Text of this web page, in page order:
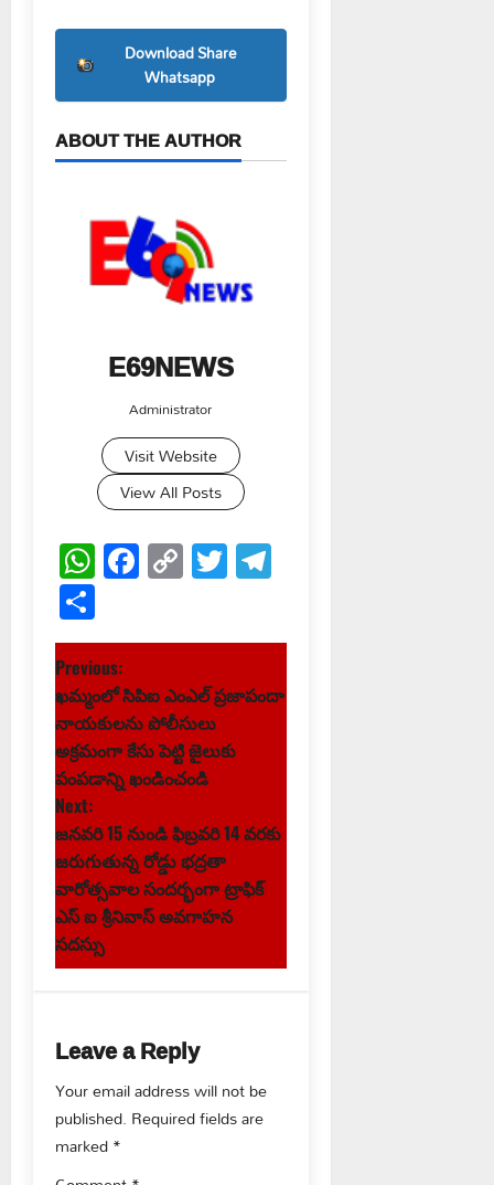
Download Share
Whatsapp
ABOUT THE AUTHOR
E69NEWS
Administrator
Visit Website
View All Posts
WhatsApp
Facebook
Copy
Link
Twitter
P
o
s
t
n
a
v
g
a
t
Previous:
ఖమ్మంలో సిపిఐ ఎంఎల్ ప్రజాపందా
నాయకులను పోలీసులు
అక్రమంగా కేసు పెట్టి జైలుకు
పంపడాన్ని ఖండించండి
Next:
జనవరి 15 నుండి ఫిబ్రవరి 14 వరకు
జరుగుతున్న రోడ్డు భద్రతా
వారోత్సవాల సందర్భంగా ట్రాఫిక్
ఎస్ ఐ శ్రీనివాస్ అవగాహన
సదస్సు
Leave a Reply
Your email address will not be
published. Required fields are
marked*